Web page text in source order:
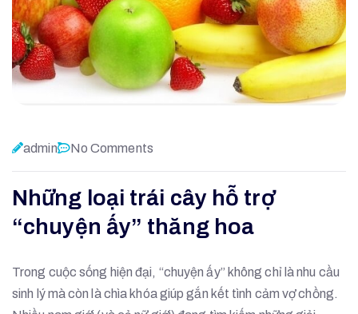
admin No Comments
Những loại trái cây hỗ trợ
“chuyện ấy” thăng hoa
Trong cuộc sống hiện đại, “chuyện ấy” không chỉ là nhu cầu
sinh lý mà còn là chìa khóa giúp gắn kết tình cảm vợ chồng.